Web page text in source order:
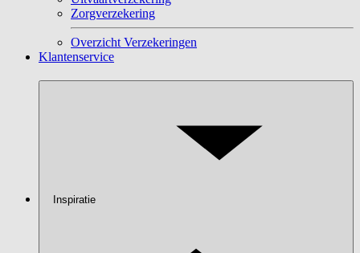
Zorgverzekering
Overzicht Verzekeringen
Klantenservice
Inspiratie